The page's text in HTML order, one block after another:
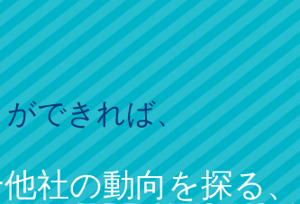
できれば、
社の動向を探る、